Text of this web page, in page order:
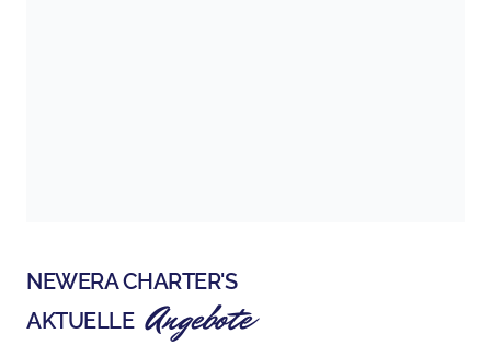
NEWERA CHARTER'S
AKTUELLE Angebote